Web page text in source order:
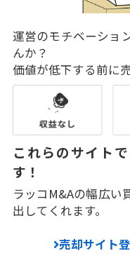
運営のモチベーショ
んか？
価値が低下する前に
これらのサイト
す！
ラッコM&Aの幅広い
出してくれます。
売却サイト